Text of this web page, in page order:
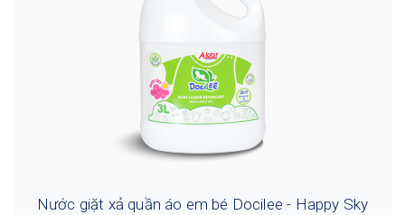
Nước giặt xả quần áo em bé Docilee - Happy Sky